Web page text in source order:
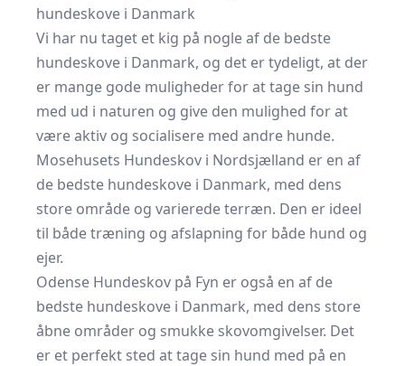
hundeskove i Danmark
Vi har nu taget et kig på nogle af de bedste
hundeskove i Danmark, og det er tydeligt, at der
er mange gode muligheder for at tage sin hund
med ud i naturen og give den mulighed for at
være aktiv og socialisere med andre hunde.
Mosehusets Hundeskov i Nordsjælland er en af
de bedste hundeskove i Danmark, med dens
store område og varierede terræn. Den er ideel
til både træning og afslapning for både hund og
ejer.
Odense Hundeskov på Fyn er også en af de
bedste hundeskove i Danmark, med dens store
åbne områder og smukke skovomgivelser. Det
er et perfekt sted at tage sin hund med på en